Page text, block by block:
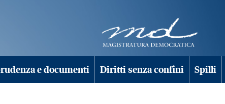
e documenti Diritti senza confini Spilli